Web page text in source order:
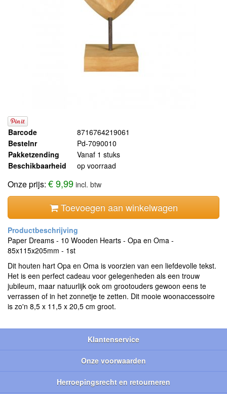
Barcode
8716764219061
Bestelnr
Pd-7090010
Pakketzending
Vanaf 1 stuks
Beschikbaarheid
op voorraad
Onze prijs: € 9,99incl. btw
Toevoegen aan winkelwagen
Paper Dreams - 10 Wooden Hearts - Opa en Oma -
85x115x205mm - 1st
Dit houten hart Opa en Oma is voorzien van een liefdevolle tekst.
Het is een perfect cadeau voor gelegenheden als een trouw
jubileum, maar natuurlijk ook om grootouders gewoon eens te
verrassen of in het zonnetje te zetten. Dit mooie woonaccessoire
is zo'n 8,5 x 11,5 x 20,5 cm groot.
Klantenservice
Onze voorwaarden
Herroepingsrecht en retourneren